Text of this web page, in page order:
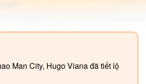
Man City, Hugo Viana đã tiết lộ